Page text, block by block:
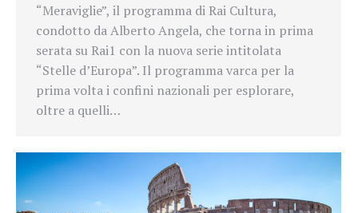
“Meraviglie”, il programma di Rai Cultura,
condotto da Alberto Angela, che torna in prima
serata su Rai1 con la nuova serie intitolata
“Stelle d’Europa”. Il programma varca per la
prima volta i confini nazionali per esplorare,
oltre a quelli…